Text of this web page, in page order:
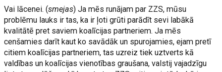
Vai lācenei. (smejas) Ja mēs runājam par ZZS, mūsu
problēmu lauks ir tas, ka ir ļoti grūti parādīt sevi labākā
kvalitātē pret saviem koalīcijas partneriem. Ja mēs
cenšamies darīt kaut ko savādāk un spurojamies, ejam pretī
citiem koalīcijas partneriem, tas uzreiz tiek uztverts kā
valdības un koalīcijas vienotības graušana, valstij vajadzīgu